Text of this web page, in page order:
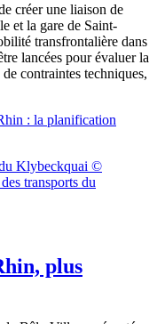
créer une liaison de
et la gare de Saint-
transfrontalière dans
lancées pour évaluer la
contraintes techniques,
: la planification
plus